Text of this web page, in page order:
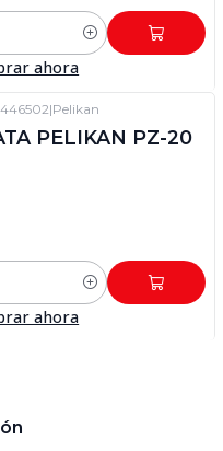
ahora
|Pelikan
PELIKAN PZ-20
ahora